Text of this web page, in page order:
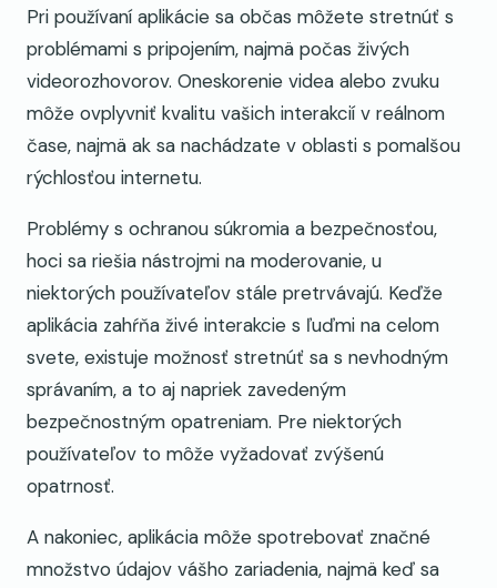
Pri používaní aplikácie sa občas môžete stretnúť s
problémami s pripojením, najmä počas živých
videorozhovorov. Oneskorenie videa alebo zvuku
môže ovplyvniť kvalitu vašich interakcií v reálnom
čase, najmä ak sa nachádzate v oblasti s pomalšou
rýchlosťou internetu.
Problémy s ochranou súkromia a bezpečnosťou,
hoci sa riešia nástrojmi na moderovanie, u
niektorých používateľov stále pretrvávajú. Keďže
aplikácia zahŕňa živé interakcie s ľuďmi na celom
svete, existuje možnosť stretnúť sa s nevhodným
správaním, a to aj napriek zavedeným
bezpečnostným opatreniam. Pre niektorých
používateľov to môže vyžadovať zvýšenú
opatrnosť.
A nakoniec, aplikácia môže spotrebovať značné
množstvo údajov vášho zariadenia, najmä keď sa